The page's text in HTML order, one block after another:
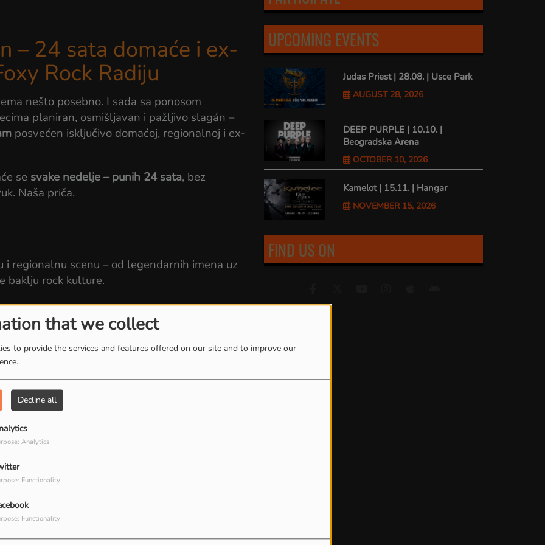
that we collect
to provide the services and features offered on our site and to improve our
Decline all
Analytics
Functionality
Functionality
– 24 sata domaće i ex-
Rock Radiju
nešto posebno. I sada sa ponosom
planiran, osmišljavan i pažljivo slagán –
posvećen isključivo domaćoj, regionalnoj i ex-
se svake nedelje – punih 24 sata, bez
Naša priča.
regionalnu scenu – od legendarnih imena uz
baklju rock kulture.
hitovi
jednog vremena
energija
generacije
UPCOMING EVENTS
Judas Priest | 28.08. | Usce Park
AUGUST 28, 2026
DEEP PURPLE | 10.10. |
Beogradska Arena
OCTOBER 10, 2026
Kamelot | 15.11. | Hangar
NOVEMBER 15, 2026
FIND US ON